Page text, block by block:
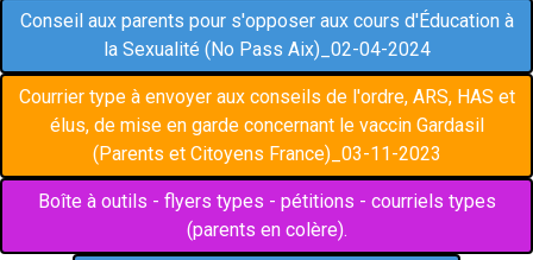
Conseil aux parents pour s'opposer aux cours d'Éducation à
la Sexualité (No Pass Aix)_02-04-2024
Courrier type à envoyer aux conseils de l'ordre, ARS, HAS et
élus, de mise en garde concernant le vaccin Gardasil
(Parents et Citoyens France)_03-11-2023
Boîte à outils - flyers types - pétitions - courriels types
(parents en colère).